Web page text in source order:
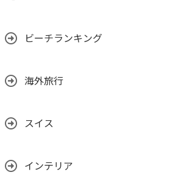
ビーチランキング
海外旅行
スイス
インテリア